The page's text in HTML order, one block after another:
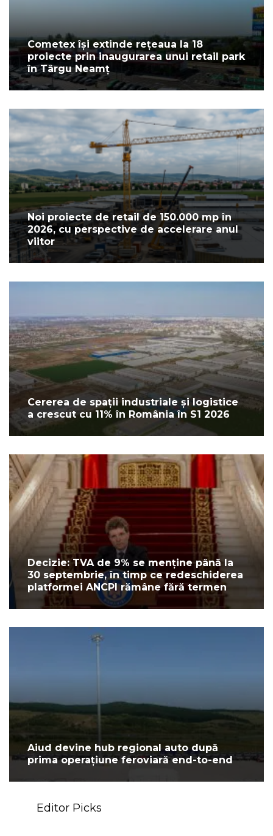
Cometex își extinde rețeaua la 18
proiecte prin inaugurarea unui retail park
în Târgu Neamț
Noi proiecte de retail de 150.000 mp în
2026, cu perspective de accelerare anul
viitor
Cererea de spații industriale și logistice
a crescut cu 11% în România în S1 2026
Decizie: TVA de 9% se menține până la
30 septembrie, în timp ce redeschiderea
platformei ANCPI rămâne fără termen
Aiud devine hub regional auto după
prima operațiune feroviară end-to-end
Editor Picks